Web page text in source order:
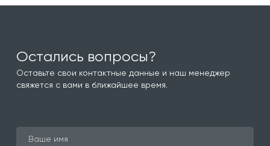
Остались вопросы?
Оставьте свои контактные данные и наш менеджер
свяжется с вами в ближайшее время.